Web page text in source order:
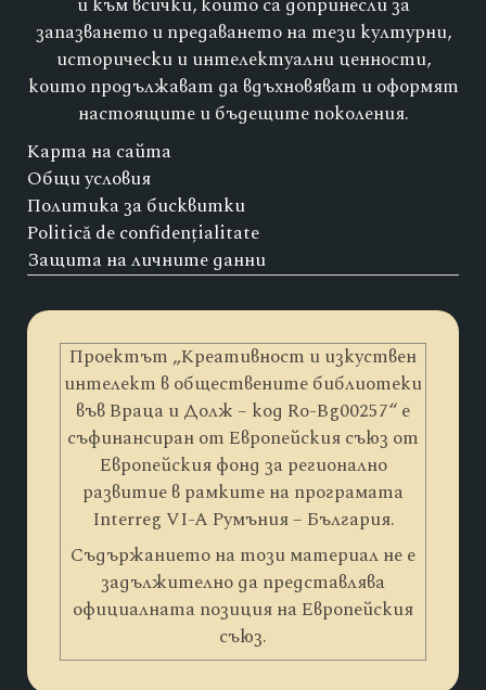
запазването и предаването на тези културни,
исторически и интелектуални ценности,
които продължават да вдъхновяват и оформят
настоящите и бъдещите поколения.
Карта на сайта
Общи условия
Политика за бисквитки
Politică de confidențialitate
Защита на личните данни
Проектът „Креативност и изкуствен
интелект в обществените библиотеки
във Враца и Долж – код Ro-Bg00257“ е
съфинансиран от Европейския съюз от
Европейския фонд за регионално
развитие в рамките на програмата
Interreg VI-A Румъния – България.
Съдържанието на този материал не е
задължително да представлява
официалната позиция на Европейския
съюз.